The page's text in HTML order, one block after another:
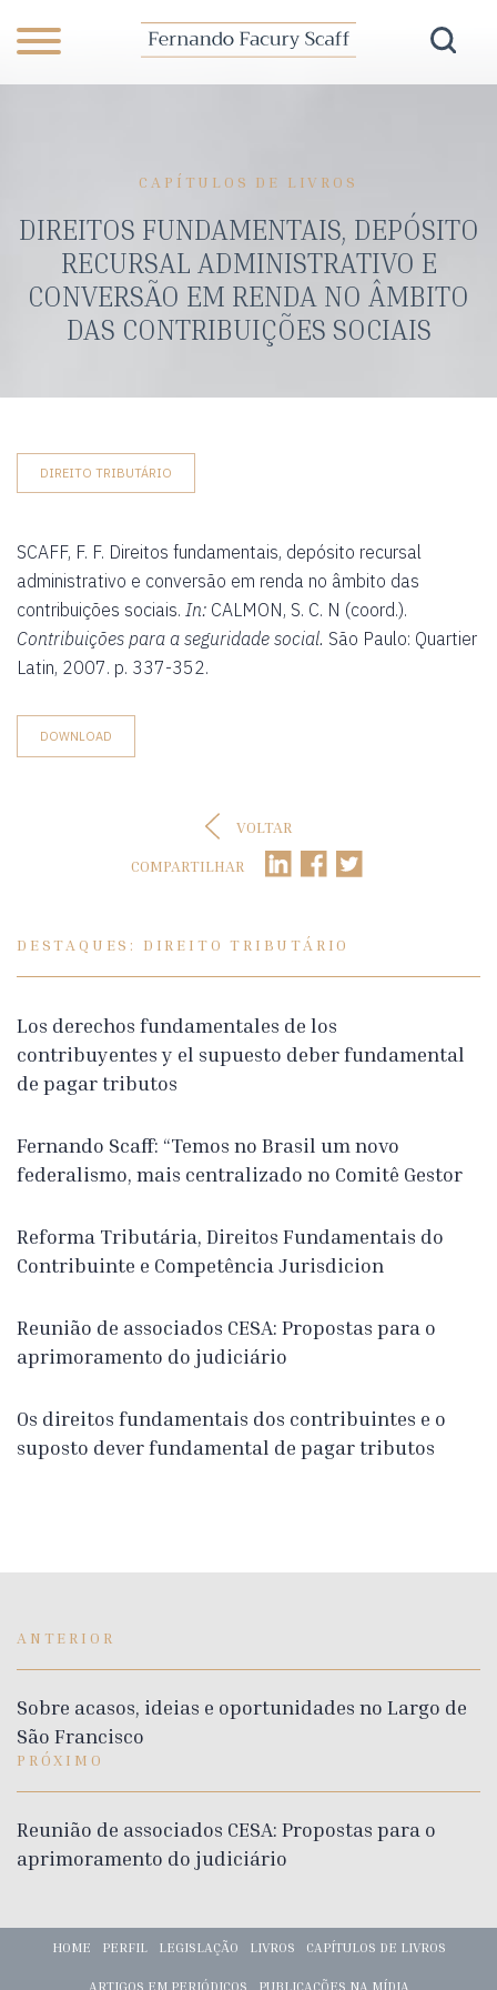
CAPÍTULOS DE LIVROS
DIREITOS FUNDAMENTAIS, DEPÓSITO
RECURSAL ADMINISTRATIVO E
CONVERSÃO EM RENDA NO ÂMBITO
DAS CONTRIBUIÇÕES SOCIAIS
DIREITO TRIBUTÁRIO
SCAFF, F. F. Direitos fundamentais, depósito recursal
administrativo e conversão em renda no âmbito das
contribuições sociais. In: CALMON, S. C. N (coord.).
Contribuições para a seguridade social. São Paulo: Quartier
Latin, 2007. p. 337-352.
DOWNLOAD
VOLTAR
COMPARTILHAR
DESTAQUES: DIREITO TRIBUTÁRIO
Los derechos fundamentales de los
contribuyentes y el supuesto deber fundamental
de pagar tributos
Fernando Scaff: “Temos no Brasil um novo
federalismo, mais centralizado no Comitê Gestor
Reforma Tributária, Direitos Fundamentais do
Contribuinte e Competência Jurisdicion
Reunião de associados CESA: Propostas para o
aprimoramento do judiciário
Os direitos fundamentais dos contribuintes e o
suposto dever fundamental de pagar tributos
ANTERIOR
Sobre acasos, ideias e oportunidades no Largo de
São Francisco
PRÓXIMO
Reunião de associados CESA: Propostas para o
aprimoramento do judiciário
HOME PERFIL LEGISLAÇÃO LIVROS CAPÍTULOS DE LIVROS
ARTIGOS EM PERIÓDICOS PUBLICAÇÕES NA MÍDIA